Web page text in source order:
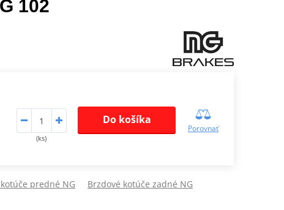
102
(ks)
Do košíka
Porovnať
predné NG Brzdové kotúče zadné NG